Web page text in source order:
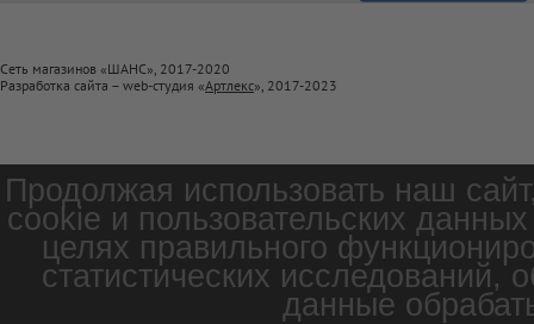
Сеть магазинов «ШАНС», 2017-2020
Разработка сайта – web-студия «Артлекс», 2017-2023
Продолжая использовать наш
cookie и пользовательских
целях правильного
статистических
данные